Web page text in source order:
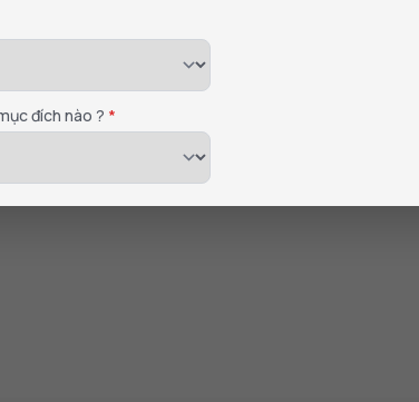
Vành xe nhôm nguyên khối
Chịu tải trọng tốt, di chuyển an toàn và chắc chắn
đích nào ? *